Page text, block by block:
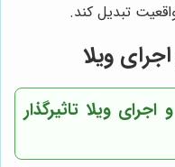
تبدیل کند.
ویلا
ویلا تاثیرگذار